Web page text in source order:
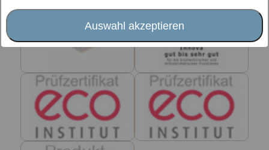
Auswahl akzeptieren